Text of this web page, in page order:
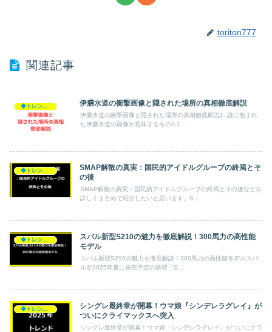
toriton777
関連記事
伊膳水道の衝撃画像と隠された場所の真相徹底解説
伊膳水道の衝撃画像と隠された場所の真相徹底解説1. 謎に包まれ
た伊膳水道の画像が意味するもの1-1....
◆トレンド◆
SMAP解散の真実：国民的アイドルグループの終焉とそ
の後
SMAP解散の真実：国民的アイドルグループの終焉とその後などを
詳しくまとめて紹介したいと思います。S...
◆トレンド◆
スバル新型S210の魅力を徹底解説！300馬力の高性能
モデル
スバル新型S210の魅力を徹底解説！300馬力の高性能モデルスバ
ルが2025年夏に発売予定の新型「S...
シングレ最終章が開幕！ウマ娘『シンデレラグレイ』が
ついにクライマックスへ突入
シングレ最終章が開幕！ウマ娘『シンデレラグレイ』がついにクラ